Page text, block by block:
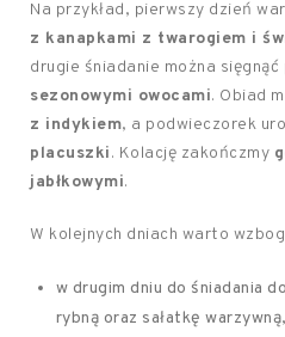
Na przykład, pierwszy dzień
z kanapkami z twarogiem i
drugie śniadanie można sięgnąć
sezonowymi owocami. Obiad
z indykiem, a podwieczorek
placuszki. Kolację zakończmy
jabłkowymi.
W kolejnych dniach warto
w drugim dniu do śniadania
rybną oraz sałatkę warzywną,